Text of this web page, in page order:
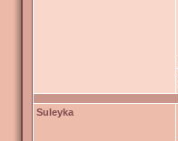
Suleyka